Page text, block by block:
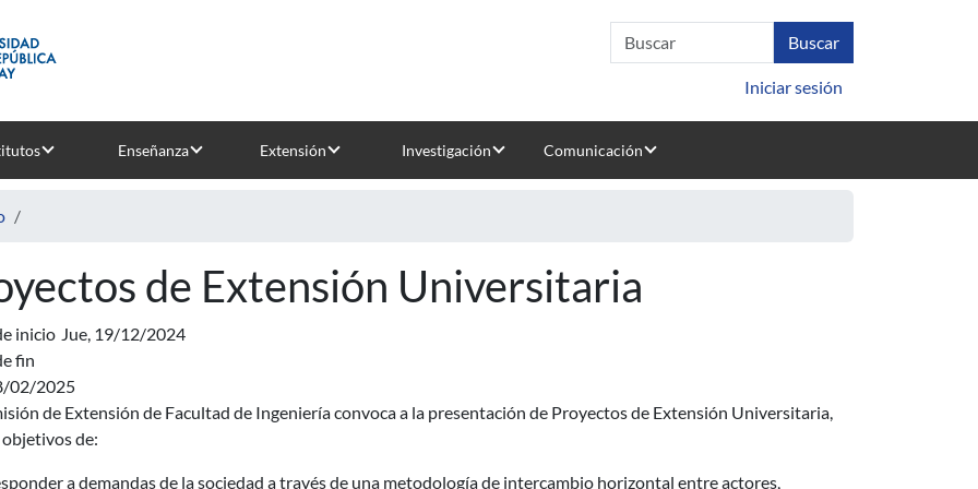
Iniciar sesión
Enseñanza Extensión Investigación Comunicación
de Extensión Universitaria
inicio Jue, 19/12/2024
fin
02/2025
de Extensión de Facultad de Ingeniería convoca a la presentación de Proyectos de Extensión Universitaria,
de:
a demandas de la sociedad a través de una metodología de intercambio horizontal entre actores,